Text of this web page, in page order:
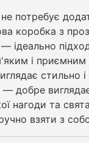
потребує
коробка з
ідеально
і
стильно і
добре виглядає
нагоди та
взяти з